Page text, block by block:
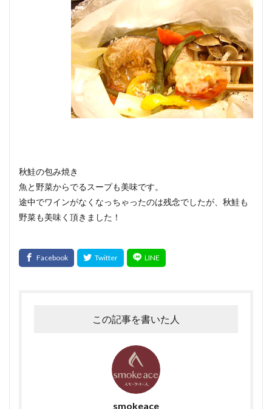
秋鮭の包み焼き
魚と野菜からでるスープも美味です。
途中でワインがなくなっちゃったのは残念でしたが、秋鮭も
野菜も美味く頂きました！
この記事を書いた人
smokeace